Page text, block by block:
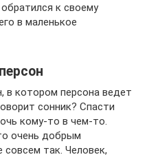
к своему
в маленькое
в котором персона ведет
сонник? Спасти
кому-то в чем-то.
очень добрым
так. Человек,